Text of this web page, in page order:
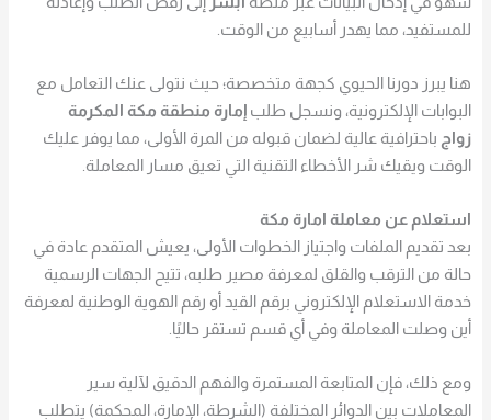
للمستفيد، مما يهدر أسابيع من الوقت.
هنا يبرز دورنا الحيوي كجهة متخصصة؛ حيث نتولى عنك التعامل مع
البوابات الإلكترونية، ونسجل طلبإمارة منطقة مكة المكرمة
زواج باحترافية عالية لضمان قبوله من المرة الأولى، مما يوفر عليك
الوقت ويقيك شر الأخطاء التقنية التي تعيق مسار المعاملة.
استعلام عن معاملة امارة مكة
بعد تقديم الملفات واجتياز الخطوات الأولى، يعيش المتقدم عادة في
حالة من الترقب والقلق لمعرفة مصير طلبه، تتيح الجهات الرسمية
خدمة الاستعلام الإلكتروني برقم القيد أو رقم الهوية الوطنية لمعرفة
أين وصلت المعاملة وفي أي قسم تستقر حاليًا.
ومع ذلك، فإن المتابعة المستمرة والفهم الدقيق لآلية سير
المعاملات بين الدوائر المختلفة (الشرطة، الإمارة، المحكمة) يتطلب